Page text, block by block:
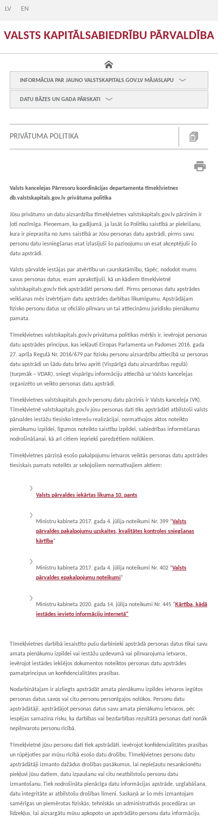
LV EN
VALSTS KAPITĀLSABIEDRĪBU PĀRVALDĪBA
INFORMĀCIJA PAR JAUNO VALSTSKAPITALS.GOV.LV MĀJASLAPU
DATU BĀZES UN GADA PĀRSKATI
PRIVĀTUMA POLITIKA
Valsts kancelejas Pārresoru koordinācijas departamenta tīmekļvietnes
db.valstskapitals.gov.lv privātuma politika
Jūsu privātums un datu aizsardzība tīmekļvietnes valstskapitals.gov.lv pārzinim ir
ļoti nozīmīga. Pieņemam, ka gadījumā, ja lasāt šo Politiku saistībā ar piekrišanu,
kura ir pieprasīta no Jums saistībā ar Jūsu personas datu apstrādi, pirms savu
personu datu iesniegšanas esat izlasījuši šo paziņojumu un esat akceptējuši šo
datu apstrādi.
Valsts pārvalde iestājas par atvērtību un caurskatāmību, tāpēc, nododot mums
savus personas datus, esam aprakstījuši, kā un kādiem tīmekļvietnē
valstskapitals.gov.lv tiek apstrādāti personu dati. Pirms personas datu apstrādes
veikšanas mēs izvērtējam datu apstrādes darbības likumīgumu. Apstrādājam
fizisko personu datus uz oficiālo pilnvaru un tai attiecināmu juridisku pienākumu
pamata.
Tīmekļvietnes valstskapitals.gov.lv privātuma politikas mērķis ir, ievērojot personas
datu apstrādes principus, kas iekļauti Eiropas Parlamenta un Padomes 2016. gada
27. aprīļa Regulā Nr. 2016/679 par fizisku personu aizsardzību attiecībā uz personas
datu apstrādi un šādu datu brīvu apriti (Vispārīgā datu aizsardzības regulā)
(turpmāk – VDAR), sniegt vispārīgu informāciju attiecībā uz Valsts kancelejas
organizēto un veikto personas datu apstrādi.
Tīmekļvietnes valstskapitals.gov.lv personu datu pārzinis ir Valsts kanceleja (VK).
Tīmekļvietnē valstskapitals.gov.lv jūsu personas dati tiks apstrādāti atbilstoši valsts
pārvaldes iestāžu tiesisko interešu realizācijai, normatīvajos aktos noteikto
pienākumu izpildei, līgumos noteikto saistību izpildei, sabiedrības informēšanas
nodrošināšanai, kā arī citiem iepriekš paredzētiem nolūkiem.
Tīmekļvietnes pārziņā esošo pakalpojumu ietvaros veiktās personas datu apstrādes
tiesiskais pamats noteikts ar sekojošiem normatīvajiem aktiem:
Valsts pārvaldes iekārtas likuma 10. pants
Ministru kabineta 2017. gada 4. jūlija noteikumi Nr. 399 “Valsts
pārvaldes pakalpojumu uzskaites, kvalitātes kontroles sniegšanas
kārtība”
Ministru kabineta 2017. gada 4. jūlija noteikumi Nr. 402 “Valsts
pārvaldes epakalpojumu noteikumi”
Ministru kabineta 2020. gada 14. jūlija noteikumi Nr. 445 " Kārtība, kādā
iestādes ievieto informāciju internetā"
Tīmekļvietnes darbībā iesaistīto pušu darbinieki apstrādā personas datus tikai savu
amata pienākumu izpildei vai iestāžu uzdevumā vai pilnvarojuma ietvaros,
ievērojot iestādes iekšējos dokumentos noteiktos personas datu apstrādes
pamatprincipus un konfidencialitātes prasības.
Nodarbinātajam ir aizliegts apstrādāt amata pienākumu izpildes ietvaros iegūtos
personas datus savos vai citu personu personīgajos nolūkos. Personu datu
apstrādātāji, apstrādājot personas datus savu amata pienākumu ietvaros, pēc
iespējas samazina risku, ka darbības vai bezdarbības rezultātā personas dati nonāk
nepilnvarotu personu rīcībā.
Tīmekļvietnē jūsu personu dati tiek apstrādāti, ievērojot konfidencialitātes prasības
un rūpējoties par mūsu rīcībā esošo datu drošību. Tīmekļvietnes personu datu
apstrādātāji izmanto dažādus drošības pasākumus, lai nepieļautu nesankcionētu
piekļuvi jūsu datiem, datu izpaušanu vai citu neatbilstošu personu datu
izmantošanu. Tiek nodrošināta pienācīga datu informācijas apstrāde, uzglabāšana,
datu integritāte ar atbilstošu drošības līmeni. Saskaņā ar šo mēs izmantojam
samērīgas un piemērotas fiziskās, tehniskās un administratīvās procedūras un
līdzekļus, lai aizsargātu mūsu apkopoto un apstrādāto personu datu informāciju.